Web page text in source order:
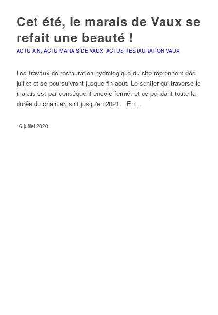
Cet été, le marais de Vaux se
refait une beauté !
ACTU AIN, ACTU MARAIS DE VAUX, ACTUS RESTAURATION VAUX
Les travaux de restauration hydrologique du site reprennent dès
juillet et se poursuivront jusque fin août. Le sentier qui traverse le
marais est par conséquent encore fermé, et ce pendant toute la
durée du chantier, soit jusqu'en 2021. En…
16 juillet 2020